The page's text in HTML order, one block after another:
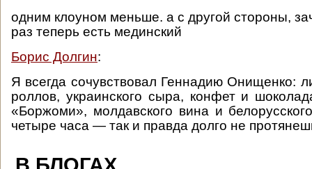
одним клоуном меньше. а с другой стороны,
раз теперь есть мединский
Борис Долгин:
Я всегда сочувствовал Геннадию Онищенко:
роллов, украинского сыра, конфет и
«Боржоми», молдавского вина и
четыре часа — так и правда долго не